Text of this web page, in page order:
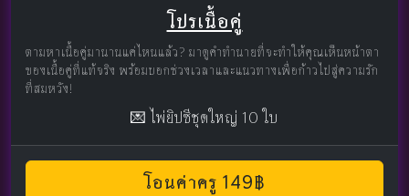
โปรเนื้อคู่
ตามหาเนื้อคู่มานานแค่ไหนแล้ว? มาดูคำทำนายที่จะทำให้คุณเห็นหน้าตา
ของเนื้อคู่ที่แท้จริง พร้อมบอกช่วงเวลาและแนวทางเพื่อก้าวไปสู่ความรัก
ที่สมหวัง!
💌 ไพ่ยิปซีชุดใหญ่ 10 ใบ
โอนค่าครู 149฿